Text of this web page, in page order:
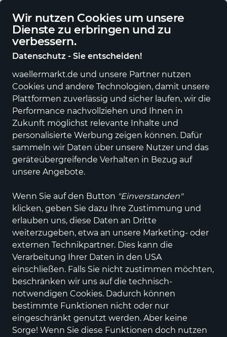
Wir nutzen Cookies um unsere
Dienste zu erbringen und zu
verbessern.
Datenschutz - Sie entscheiden!
waellermarkt.de und unsere Partner nutzen
Cookies und andere Technologien, damit unsere
Plattformen zuverlässig und sicher laufen, wir die
Performance nachvollziehen und Ihnen in
Zukunft möglichst relevante Inhalte und
personalisierte Werbung zeigen können. Dafür
sammeln wir Daten über unsere Nutzer und das
geräteübergreifende Verhalten in Bezug auf
unsere Angebote.
Wenn Sie auf den Button "Einverstanden"
klicken, geben Sie dazu Ihre Zustimmung und
erlauben uns, diese Daten an Dritte
weiterzugeben, etwa an unsere Marketing- oder
externen Technikpartner. Dies kann die
Verarbeitung Ihrer Daten in den USA
einschließen. Falls Sie nicht zustimmen möchten,
beschränken wir uns auf die technisch-
notwendigen Cookies. Dadurch können
bestimmte Funktionen nicht oder nur
eingeschränkt genutzt werden. Aber keine
Sorge! Wenn Sie diese Funktionen doch nutzen
Alle Kategorien Neuheiten Angebote Sportartikel
Brother
BROTHER Toner TN426Y
YELLOW f. HL-L8360 MFC
L8900CDW
Preis
195,00 € inkl. MwSt., VersandGRATIS